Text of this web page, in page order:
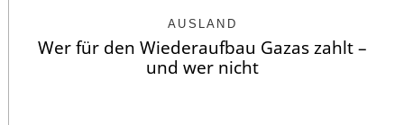
AUSLAND
Wer für den Wiederaufbau Gazas zahlt –
und wer nicht